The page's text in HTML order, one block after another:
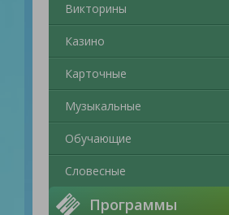
Викторины
Казино
Карточные
Музыкальные
Обучающие
Словесные
Программы